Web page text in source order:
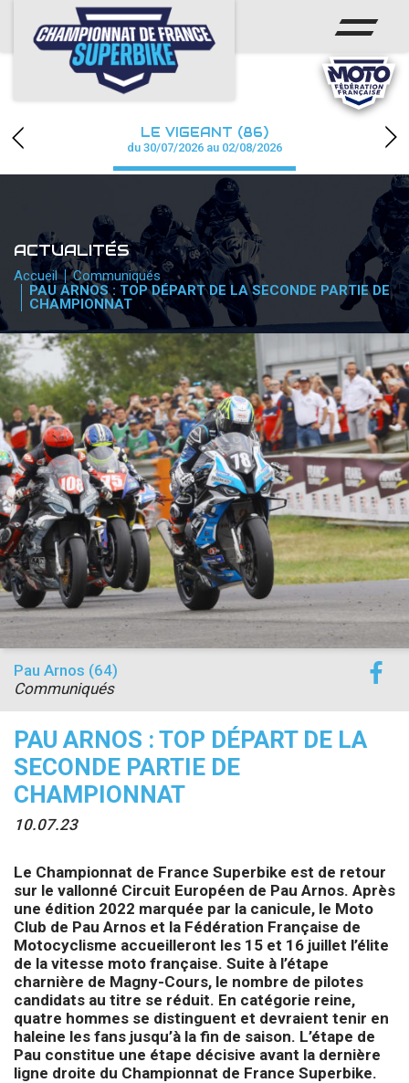
ACCUEIL
CHAMPIONNAT
CALENDRIER
PHOTOS / WEB TV
PARTENAIRES
PRESSE
PRESSE
accéder à la billetterie
LE VIGEANT (86)
du 30/07/2026 au 02/08/2026
ACTUALITÉS
Accueil
Communiqués
PAU ARNOS : TOP DÉPART DE LA SECONDE PARTIE DE
CHAMPIONNAT
PAU ARNOS : TOP DÉPART DE LA
SECONDE PARTIE DE
CHAMPIONNAT
10.07.23
Pau Arnos (64)
Communiqués
Le Championnat de France Superbike est de retour
sur le vallonné Circuit Européen de Pau Arnos. Après
une édition 2022 marquée par la canicule, le Moto
Club de Pau Arnos et la Fédération Française de
Motocyclisme accueilleront les 15 et 16 juillet l’élite
de la vitesse moto française. Suite à l’étape
charnière de Magny-Cours, le nombre de pilotes
candidats au titre se réduit. En catégorie reine,
quatre hommes se distinguent et devraient tenir en
haleine les fans jusqu’à la fin de saison. L’étape de
Pau constitue une étape décisive avant la dernière
ligne droite du Championnat de France Superbike.